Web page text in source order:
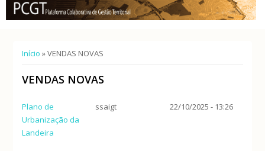
Está aqui
Início » VENDAS NOVAS
VENDAS NOVAS
Plano de
Urbanização da
Landeira
ssaigt 22/10/2025 - 13:26